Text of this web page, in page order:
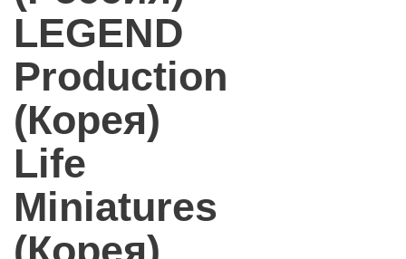
LEGEND
Production
(Корея)
Life
Miniatures
(Корея)